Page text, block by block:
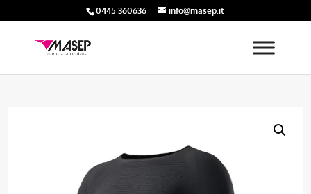
0445 360636 info@masep.it